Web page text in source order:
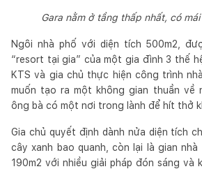
Gara nằm ở tầng thấp nhất, có
Ngôi nhà phố với diện tích 500m2,
“resort tại gia” của một gia đình 3 thế
KTS và gia chủ thực hiện công trình
muốn tạo ra một không gian thuần về
ông bà có một nơi trong lành để hít thở
Gia chủ quyết định dành nửa diện tích
cây xanh bao quanh, còn lại là gian
190m2 với nhiều giải pháp đón sáng và